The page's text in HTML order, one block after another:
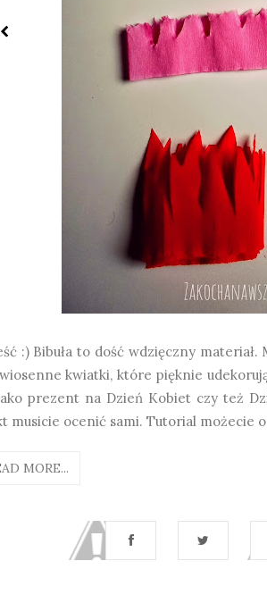
:) Bibuła to dość wdzięczny
kwiatki, które pięknie
prezent na Dzień Kobiet czy też
musicie ocenić sami. Tutorial
MORE...